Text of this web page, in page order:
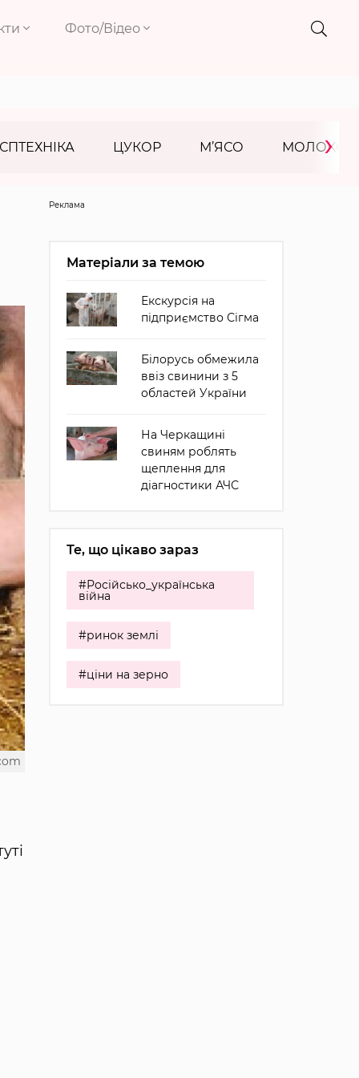
Фото/Відео
ЦУКОР М’ЯСО МОЛОКО
›
Реклама
Матеріали за темою
Екскурсія на
підприємство Сігма
Білорусь обмежила
ввіз свинини з 5
областей України
На Черкащині
свиням роблять
щеплення для
діагностики АЧС
Те, що цікаво зараз
#Російсько_українська
війна
#ринок землі
#ціни на зерно